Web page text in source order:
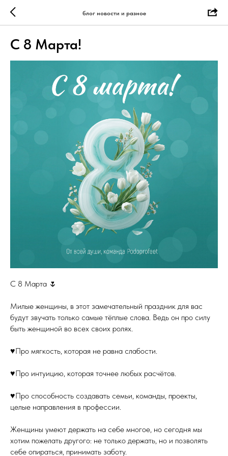
блог новости и разное
С 8 Марта!
С 8 Марта 🌷
Милые женщины, в этот замечательный праздник для вас
будут звучать только самые тёплые слова. Ведь он про силу
быть женщиной во всех своих ролях.
♥️Про мягкость, которая не равна слабости.
♥️Про интуицию, которая точнее любых расчётов.
♥️Про способность создавать семьи, команды, проекты,
целые направления в профессии.
Женщины умеют держать на себе многое, но сегодня мы
хотим пожелать другого: не только держать, но и позволять
себе опираться, принимать заботу.